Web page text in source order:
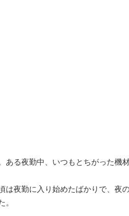
ある夜勤中、いつもとちがった機
は夜勤に入り始めたばかりで、夜